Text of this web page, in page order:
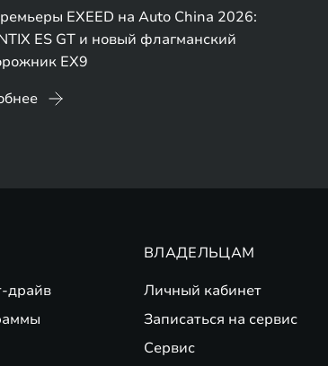
EXEED на Auto China 2026:
ES GT и новый флагманский
EX9
драйв
ВЛАДЕЛЬЦАМ
Личный кабинет
Записаться на сервис
Сервис